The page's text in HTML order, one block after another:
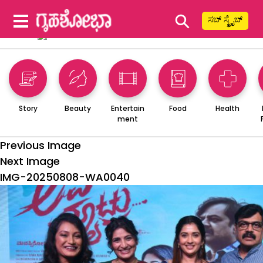
⚲ ಸಬ್ ಸ್ಕ್ರೈಬ್
Story Beauty
Entertain
ment
Food Health
Previous Image
Next Image
IMG-20250808-WA0040